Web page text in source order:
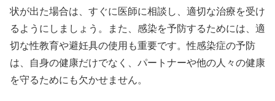
状が出た場合は、すぐに医師に相談し、適切な治療を受け
るようにしましょう。また、感染を予防するためには、適
切な性教育や避妊具の使用も重要です。性感染症の予防
は、自身の健康だけでなく、パートナーや他の人々の健康
を守るためにも欠かせません。